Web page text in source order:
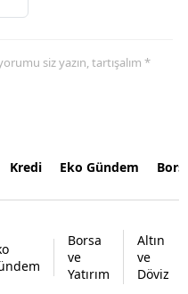
siz yazın, tartışalım *
Kredi Eko Gündem
Borsa
ve
Yatırım
Altın
ve
Döviz